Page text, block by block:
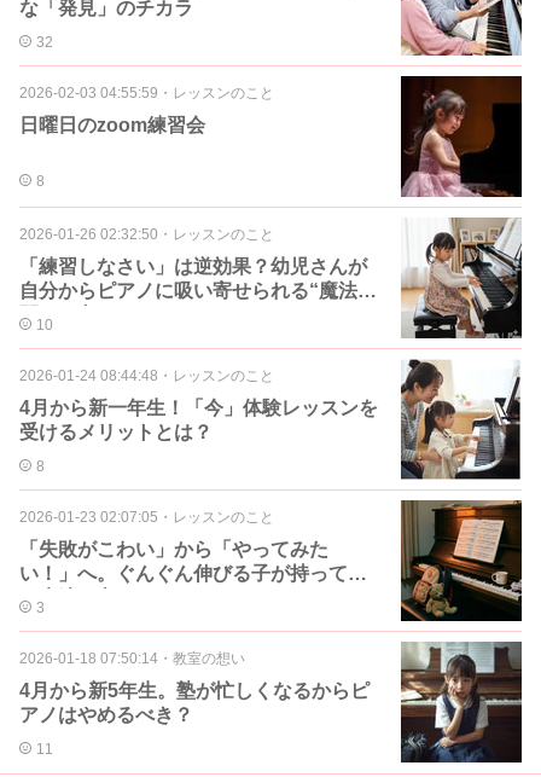
な「発見」のチカラ
32
2026-02-03 04:55:59 ・ レッスンのこと
日曜日のzoom練習会
8
2026-01-26 02:32:50 ・ レッスンのこと
「練習しなさい」は逆効果？幼児さんが
自分からピアノに吸い寄せられる“魔法の
関わり方”
10
2026-01-24 08:44:48 ・ レッスンのこと
4月から新一年生！「今」体験レッスンを
受けるメリットとは？
8
2026-01-23 02:07:05 ・ レッスンのこと
「失敗がこわい」から「やってみた
い！」へ。ぐんぐん伸びる子が持ってい
る魔法の心
3
2026-01-18 07:50:14 ・ 教室の想い
4月から新5年生。塾が忙しくなるからピ
アノはやめるべき？
11